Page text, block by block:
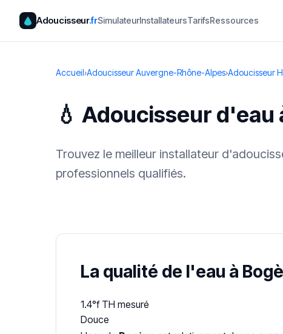
Adoucisseur.frSimulateurInstallateursTarifsRessources
Accueil›Adoucisseur Auvergne-Rhône-Alpes›Adoucisseur
💧 Adoucisseur d'eau
Trouvez le meilleur installateur
professionnels qualifiés.
La qualité de l'eau à
1.4°f TH mesuré
Douce